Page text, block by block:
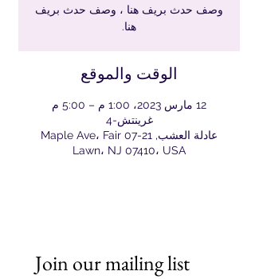
وصف حدث بريف هنا ، وصف حدث بريف
هنا.
الوقت والموقع
12 مارس 2023، 1:00 م – 5:00 م
غرينتش-4
عادلة العشب, 21-07 Maple Ave، Fair
Lawn، NJ 07410، USA
Join our mailing list